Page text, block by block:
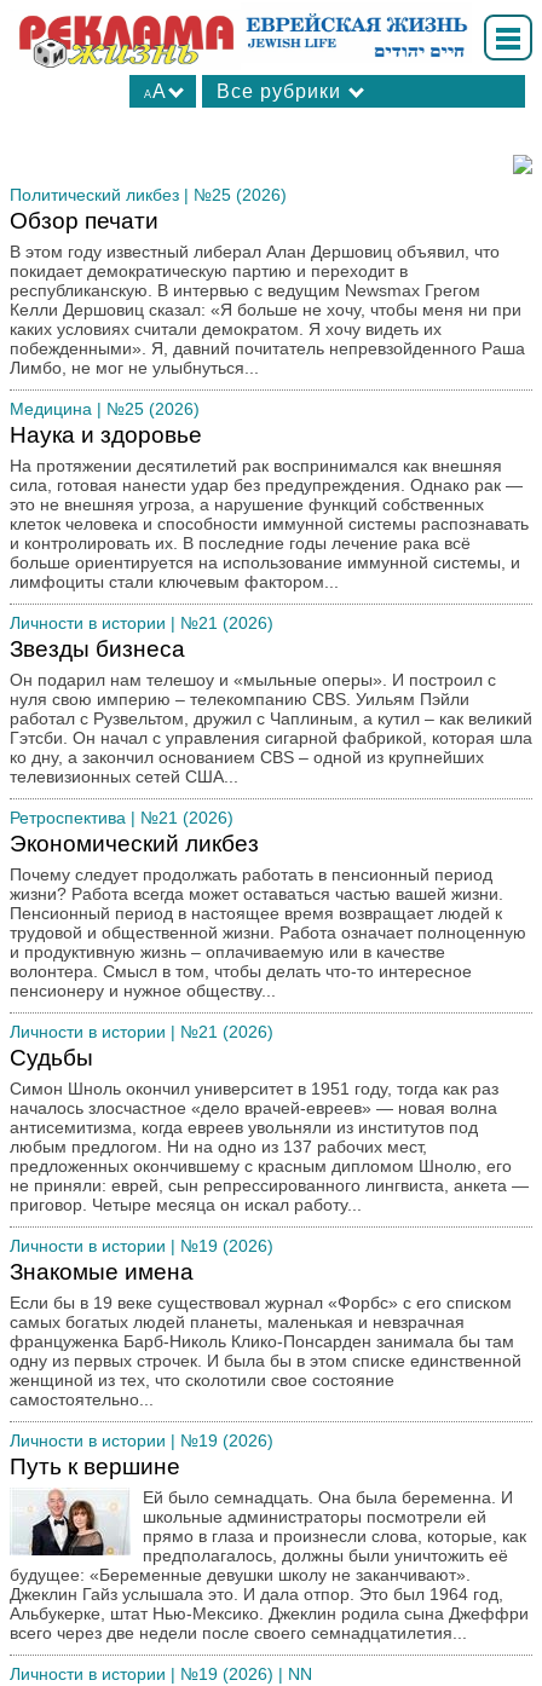
AA
А
Все рубрики
Вопрос-ответ
Интересные факты
Калейдоскоп
Книжные новинки
Культхроники
Личности в истории
Мода
Молодежная страница
Новости
Письмо в редакцию
По страницам романа
Политический ликбез
Путешествия
Ретроспектива
Спорт
Творчество наших читателей
Театр и кино
Трибуна
Юмор
Политический ликбез | №25 (2026)
Обзор печати
В этом году известный либерал Алан Дершовиц объявил, что
покидает демократическую партию и переходит в
республиканскую. В интервью с ведущим Newsmax Грегом
Келли Дершовиц сказал: «Я больше не хочу, чтобы меня ни при
каких условиях считали демократом. Я хочу видеть их
побежденными». Я, давний почитатель непревзойденного Раша
Лимбо, не мог не улыбнуться...
Медицина | №25 (2026)
Наука и здоровье
На протяжении десятилетий рак воспринимался как внешняя
сила, готовая нанести удар без предупреждения. Однако рак —
это не внешняя угроза, а нарушение функций собственных
клеток человека и способности иммунной системы распознавать
и контролировать их. В последние годы лечение рака всё
больше ориентируется на использование иммунной системы, и
лимфоциты стали ключевым фактором...
Личности в истории | №21 (2026)
Звезды бизнеса
Он подарил нам телешоу и «мыльные оперы». И построил с
нуля свою империю – телекомпанию CBS. Уильям Пэйли
работал с Рузвельтом, дружил с Чаплиным, а кутил – как великий
Гэтсби. Он начал с управления сигарной фабрикой, которая шла
ко дну, а закончил основанием CBS – одной из крупнейших
телевизионных сетей США...
Ретроспектива | №21 (2026)
Экономический ликбез
Почему следует продолжать работать в пенсионный период
жизни? Работа всегда может оставаться частью вашей жизни.
Пенсионный период в настоящее время возвращает людей к
трудовой и общественной жизни. Работа означает полноценную
и продуктивную жизнь – оплачиваемую или в качестве
волонтера. Смысл в том, чтобы делать что-то интересное
пенсионеру и нужное обществу...
Личности в истории | №21 (2026)
Судьбы
Симон Шноль окончил университет в 1951 году, тогда как раз
началось злосчастное «дело врачей-евреев» — новая волна
антисемитизма, когда евреев увольняли из институтов под
любым предлогом. Ни на одно из 137 рабочих мест,
предложенных окончившему с красным дипломом Шнолю, его
не приняли: еврей, сын репрессированного лингвиста, анкета —
приговор. Четыре месяца он искал работу...
Личности в истории | №19 (2026)
Знакомые имена
Если бы в 19 веке существовал журнал «Форбс» с его списком
самых богатых людей планеты, маленькая и невзрачная
француженка Барб-Николь Клико-Понсарден занимала бы там
одну из первых строчек. И была бы в этом списке единственной
женщиной из тех, что сколотили свое состояние
самостоятельно...
Личности в истории | №19 (2026)
Путь к вершине
Ей было семнадцать. Она была беременна. И
школьные администраторы посмотрели ей
прямо в глаза и произнесли слова, которые, как
предполагалось, должны были уничтожить её
будущее: «Беременные девушки школу не заканчивают».
Джеклин Гайз услышала это. И дала отпор. Это был 1964 год,
Альбукерке, штат Нью-Мексико. Джеклин родила сына Джеффри
всего через две недели после своего семнадцатилетия...
Личности в истории | №19 (2026) | NN